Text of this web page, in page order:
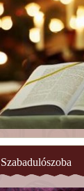
Szabadulószoba